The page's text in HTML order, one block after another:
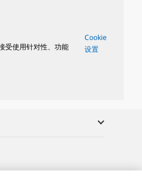
受使用针对性、功能
Cookie
设置